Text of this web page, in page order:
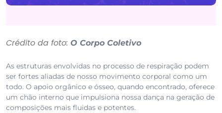
Crédito da foto: O Corpo Coletivo
As estruturas envolvidas no processo de respiração podem
ser fortes aliadas de nosso movimento corporal como um
todo. O apoio orgânico e ósseo, quando encontrado, oferece
um chão interno que impulsiona nossa dança na geração de
composições mais fluidas e potentes.